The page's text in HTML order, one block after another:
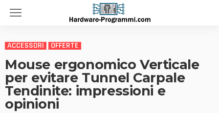
ACCESSORI OFFERTE
Mouse ergonomico Verticale
per evitare Tunnel Carpale
Tendinite: impressioni e
opinioni